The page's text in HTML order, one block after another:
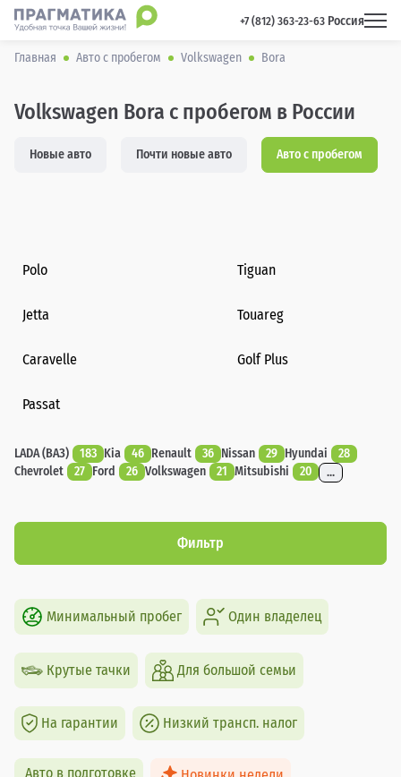
+7 (812) 363-23-63 Россия
Главная Авто с пробегом Volkswagen Bora
Volkswagen Bora с пробегом в России
Новые авто Почти новые авто Авто с пробегом
Polo Tiguan
Jetta Touareg
Caravelle Golf Plus
Passat
LADA (ВАЗ) 183 Kia 46 Renault 36 Nissan 29 Hyundai
28
Chevrolet
27 Ford 26 Volkswagen 21 Mitsubishi 20 ...
Фильтр
Минимальный пробег Один владелец
Крутые тачки Для большой семьи
На гарантии Низкий трансп. налог
Авто в подготовке